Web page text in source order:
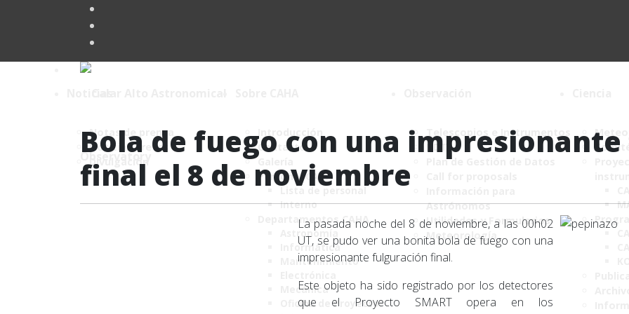
Notas de prensa
Noticias breves
Divulgación
Contacto
Galería
Personal CAHA
Lista de personal
Interno
Departamentos CAHA
Astronomía
Informática
Mantenimiento
Mecánica
Oficina de Proyectos
Telescopios e Instrumentos
DDT
Plan de Gestión de Datos
Astrónomos
Utilidades y Formularios
Meteorología
Bola de fuego con una
final el 8 de noviembre
La pasada noche del 8 de noviembre, a las 00h02
UT, se pudo ver una bonita bola de fuego con una
impresionante fulguración final.
Este objeto ha sido registrado por los detectores
que el Proyecto SMART opera en los